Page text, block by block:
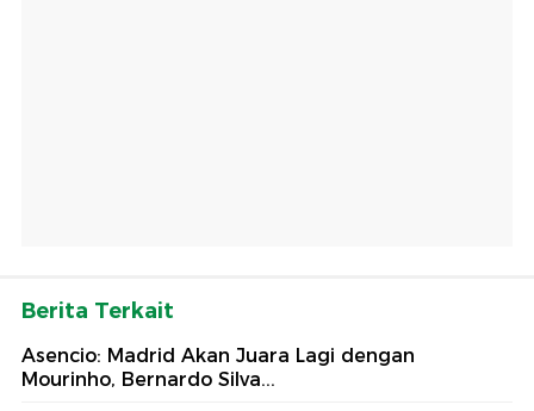
Berita Terkait
Asencio: Madrid Akan Juara Lagi dengan
Mourinho, Bernardo Silva...